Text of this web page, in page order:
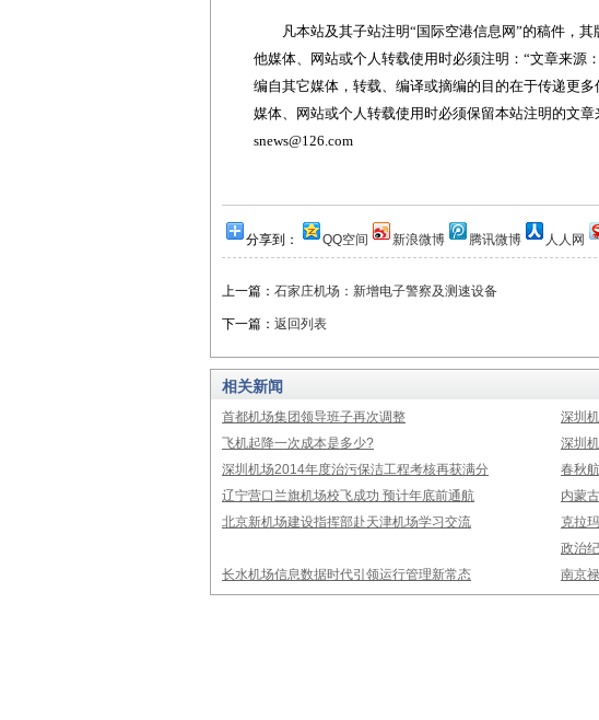
凡本站及其子站注明“国际空港信息网”的稿件，其
他媒体、网站或个人转载使用时必须注明：“文章来源
编自其它媒体，转载、编译或摘编的目的在于传递更
媒体、网站或个人转载使用时必须保留本站注明的文
snews@126.com
分享到： QQ空间 新浪微博 腾讯微博 人人网
上一篇： 石家庄机场：新增电子警察及测速设备
下一篇： 返回列表
相关新闻
首都机场集团领导班子再次调整
深圳
飞机起降一次成本是多少?
深圳
深圳机场2014年度治污保洁工程考核再获满分
春秋
辽宁营口兰旗机场校飞成功 预计年底前通航
内蒙
北京新机场建设指挥部赴天津机场学习交流
克拉
政治
长水机场信息数据时代引领运行管理新常态
南京